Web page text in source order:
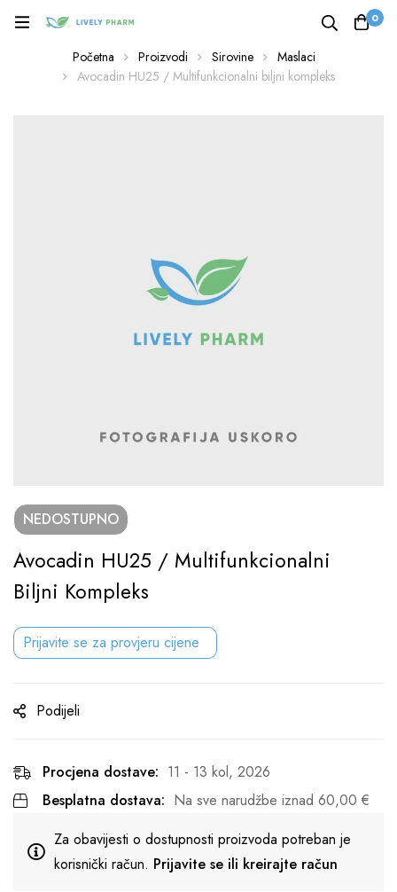
0
Početna Proizvodi Sirovine
Maslaci
Avocadin HU25 / Multifunkcionalni biljni kompleks
NEDOSTUPNO
Avocadin HU25 / Multifunkcionalni
Biljni Kompleks
Prijavite se za provjeru cijene
Podijeli
Procjena dostave: 11 - 13 kol, 2026
Besplatna dostava: Na sve narudžbe iznad 60,00 €
Za obavijesti o dostupnosti proizvoda potreban je
korisnički račun. Prijavite se ili kreirajte račun